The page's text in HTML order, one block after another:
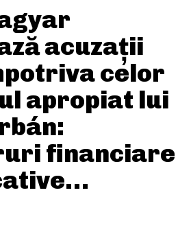
acuzații
celor
apropiat lui
financiare